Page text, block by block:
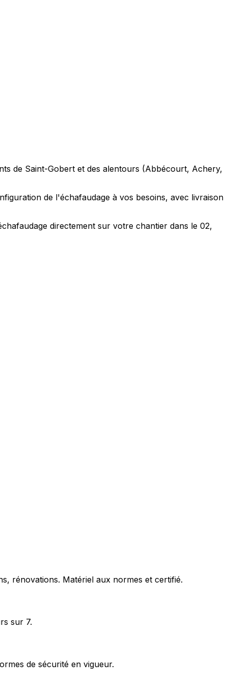
de Saint-Gobert et des alentours (Abbécourt, Achery,
de l'échafaudage à vos besoins, avec livraison
directement sur votre chantier dans le 02,
rénovations. Matériel aux normes et certifié.
sur 7.
de sécurité en vigueur.